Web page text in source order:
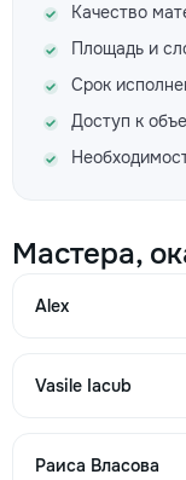
Качество
Площадь и
Срок
Доступ к
Мастера,
Alex
Vasile Iacub
Раиса Власова